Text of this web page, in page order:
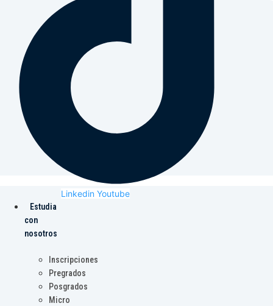
Linkedin Youtube
Estudia
con
nosotros
Inscripciones
Pregrados
Posgrados
Micro